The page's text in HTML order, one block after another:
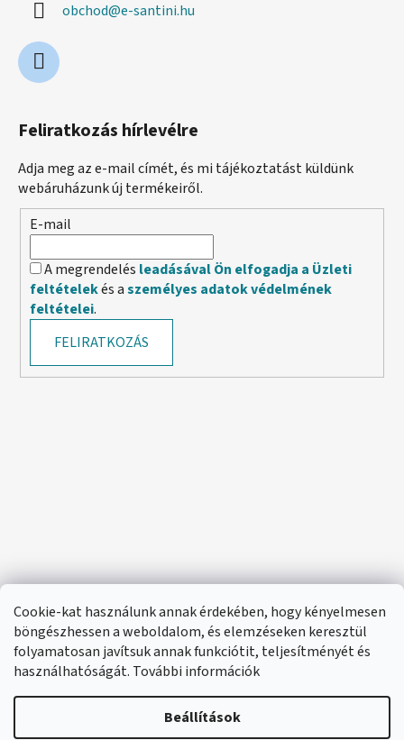
Cookie-kat használunk annak érdekében, hogy kényelmesen
böngészhessen a weboldalom, és elemzéseken keresztül
folyamatosan javítsuk annak funkciótit, teljesítményét és
használhatóságát. További információk
Beállítások
obchod@e-santini.hu
Feliratkozás hírlevélre
Adja meg az e-mail címét, és mi tájékoztatást küldünk
webáruházunk új termékeiről.
E-mail
A megrendelés leadásával Ön elfogadja a Üzleti
feltételekés aszemélyes adatok védelmének
feltételei.
FELIRATKOZÁS